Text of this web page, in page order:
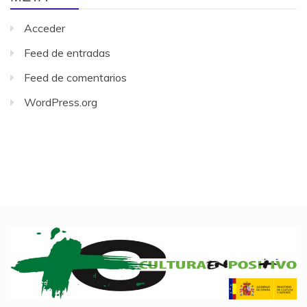
Acceder
Feed de entradas
Feed de comentarios
WordPress.org